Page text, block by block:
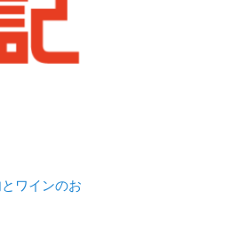
ワインのお